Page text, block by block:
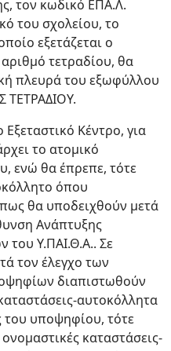
τον κωδικό ΕΠΑ.Λ.
του σχολείου, το
εξετάζεται ο
τετραδίου, θα
πλευρά του εξωφύλλου
ΤΕΤΡΑΔΙΟΥ.
Κέντρο, για
το ατομικό
ενώ θα έπρεπε, τότε
όπου
θα υποδειχθούν μετά
Ανάπτυξης
του Υ.ΠΑΙ.Θ.Α.. Σε
τον έλεγχο των
διαπιστωθούν
αυτοκόλλητα
του υποψηφίου, τότε
καταστάσεις-